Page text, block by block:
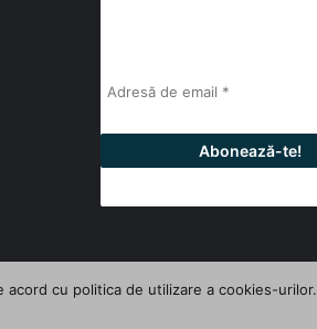
acord cu politica de utilizare a cookies-urilor.